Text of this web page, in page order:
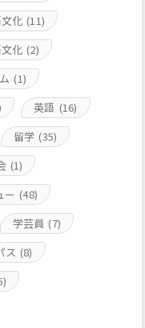
化 (11)
化 (2)
(1)
英語 (16)
留学 (35)
(1)
ー (48)
学芸員 (7)
ス (8)